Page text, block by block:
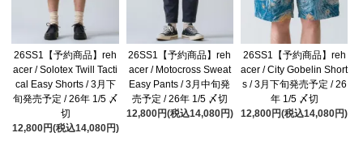
26SS1【予約商品】reh
acer / Solotex Twill Tacti
cal Easy Shorts / 3月下
旬発売予定 / 26年 1/5 〆
切
12,800円(税込14,080円)
26SS1【予約商品】reh
acer / Motocross Sweat
Easy Pants / 3月中旬発
売予定 / 26年 1/5 〆切
12,800円(税込14,080円)
26SS1【予約商品】reh
acer / City Gobelin Short
s / 3月下旬発売予定 / 26
年 1/5 〆切
12,800円(税込14,080円)